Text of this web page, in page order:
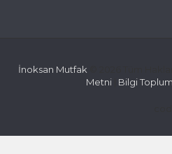
İnoksan Mutfak
Metni| Bilgi